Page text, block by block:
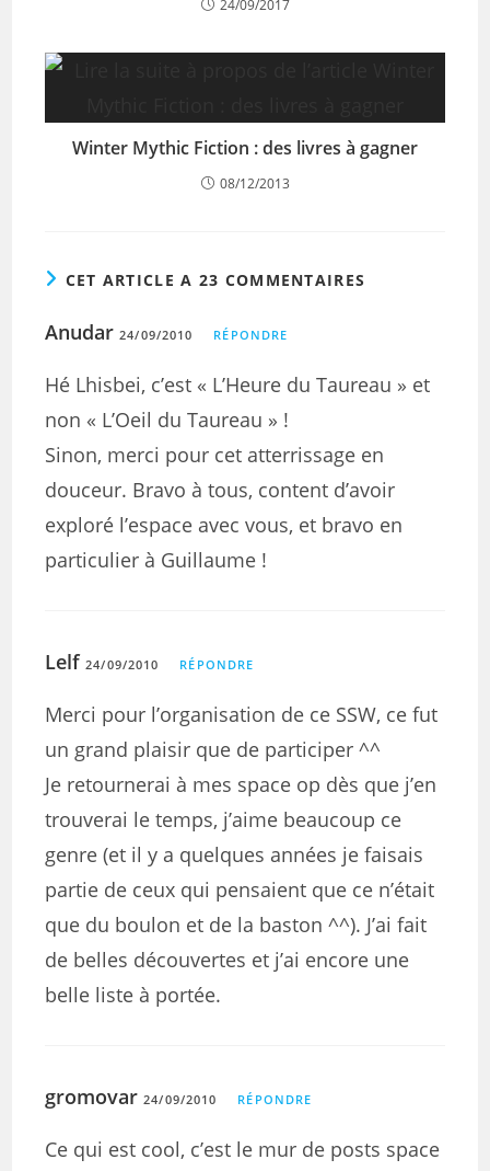
24/09/2017
Winter Mythic Fiction : des livres à gagner
08/12/2013
CET ARTICLE A 23 COMMENTAIRES
Anudar 24/09/2010 RÉPONDRE
Hé Lhisbei, c’est « L’Heure du Taureau » et
non « L’Oeil du Taureau » !
Sinon, merci pour cet atterrissage en
douceur. Bravo à tous, content d’avoir
exploré l’espace avec vous, et bravo en
particulier à Guillaume !
Lelf 24/09/2010 RÉPONDRE
Merci pour l’organisation de ce SSW, ce fut
un grand plaisir que de participer ^^
Je retournerai à mes space op dès que j’en
trouverai le temps, j’aime beaucoup ce
genre (et il y a quelques années je faisais
partie de ceux qui pensaient que ce n’était
que du boulon et de la baston ^^). J’ai fait
de belles découvertes et j’ai encore une
belle liste à portée.
gromovar 24/09/2010 RÉPONDRE
Ce qui est cool, c’est le mur de posts space